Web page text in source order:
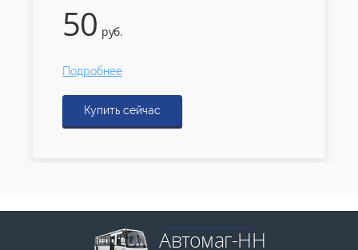
50 руб.
Подробнее
Купить сейчас
Автомаг-НН